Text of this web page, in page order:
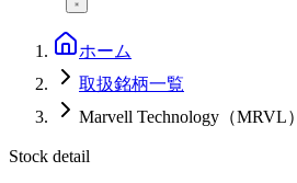
ホーム
取扱銘柄一覧
Marvell Technology（MRVL）
Stock detail